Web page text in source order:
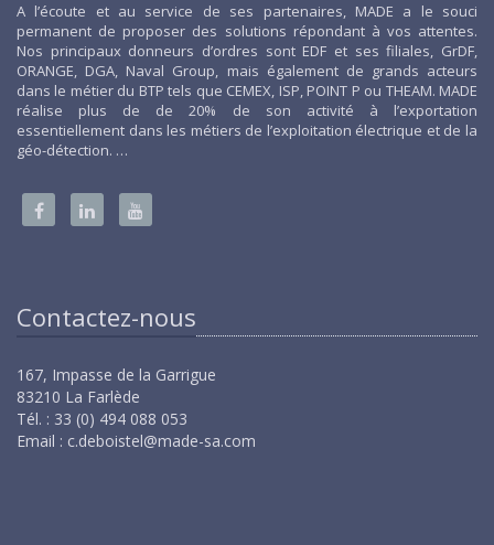
A l’écoute et au service de ses partenaires, MADE a le souci
permanent de proposer des solutions répondant à vos attentes.
Nos principaux donneurs d’ordres sont EDF et ses filiales, GrDF,
ORANGE, DGA, Naval Group, mais également de grands acteurs
dans le métier du BTP tels que CEMEX, ISP, POINT P ou THEAM. MADE
réalise plus de de 20% de son activité à l’exportation
essentiellement dans les métiers de l’exploitation électrique et de la
géo-détection. …
Contactez-nous
167, Impasse de la Garrigue
83210 La Farlède
Tél. : 33 (0) 494 088 053
Email : c.deboistel@made-sa.com